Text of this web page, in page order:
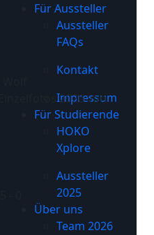
Für Aussteller
Aussteller
FAQs
Kontakt
Impressum
Für Studierende
HOKO
Xplore
Aussteller
2025
Über uns
Team 2026
2026 von
0